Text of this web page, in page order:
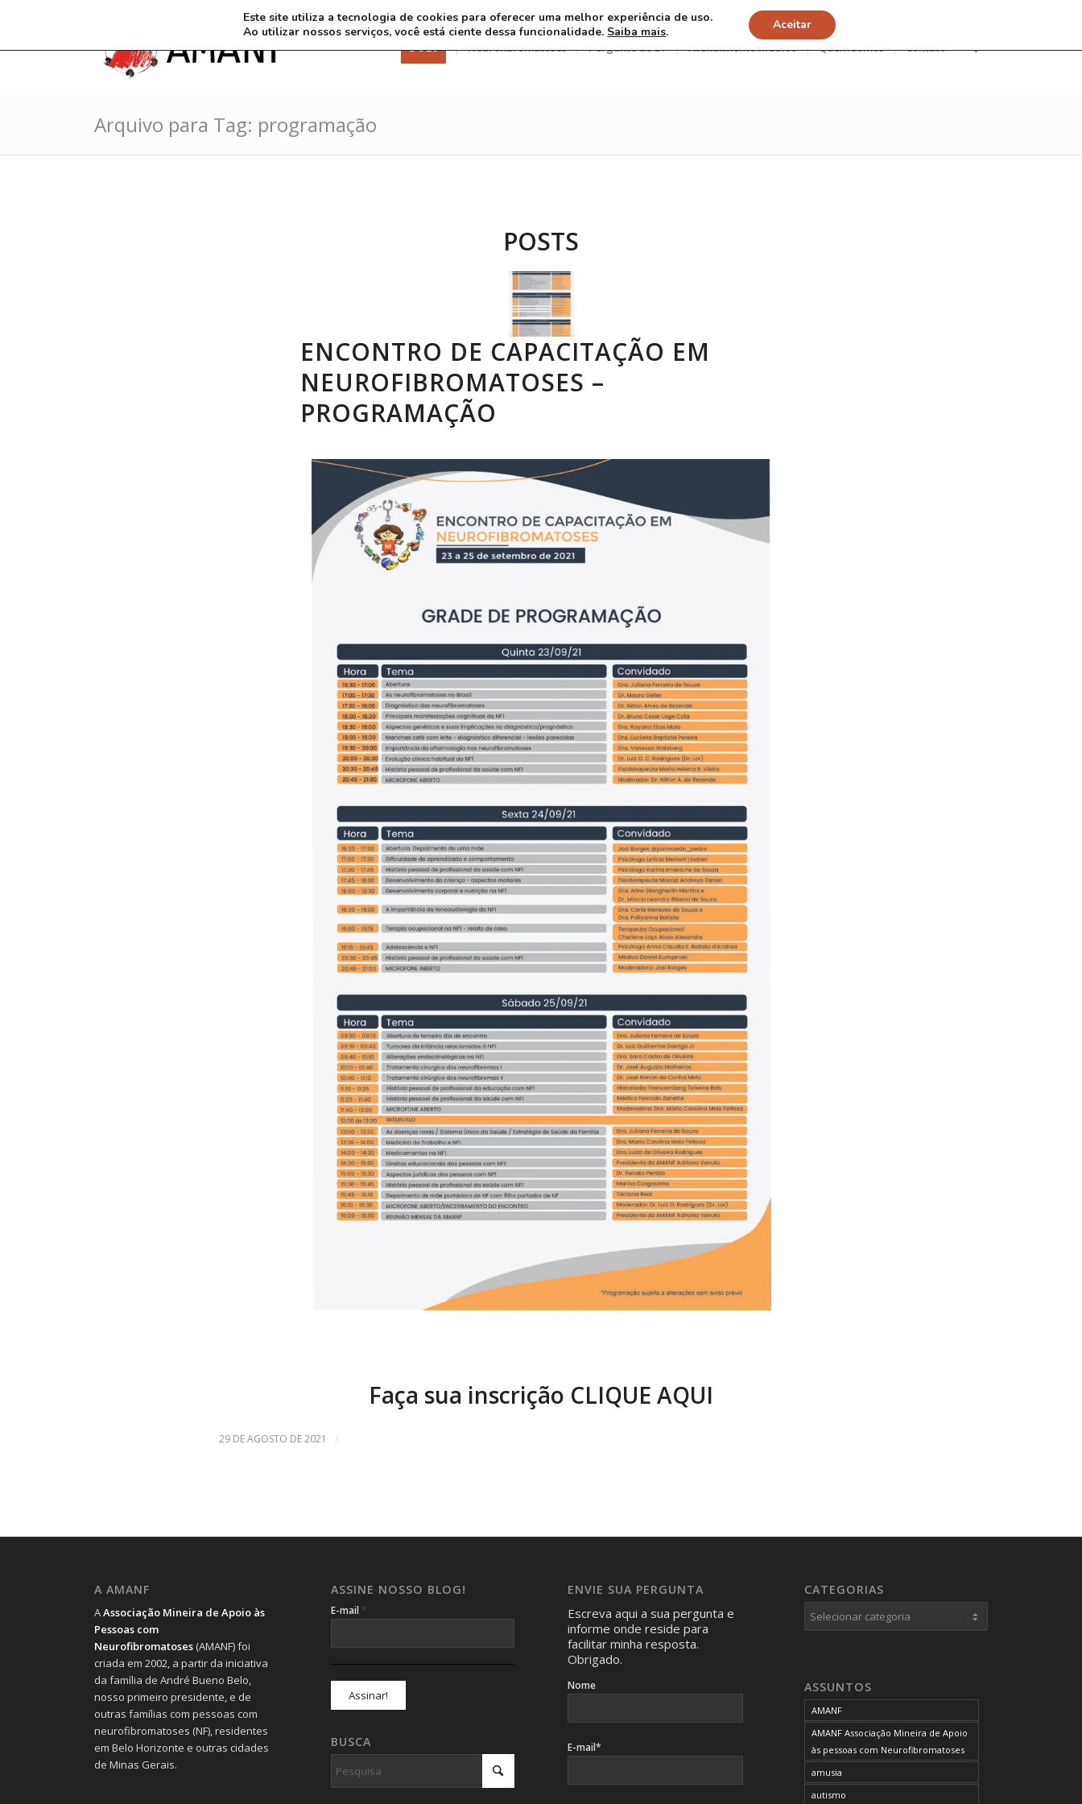
3 8 26 Neurofibromatoses Pergunte ao Dr Atendimento Médico Quem somos Contato
Arquivo para Tag: programação
POSTS
ENCONTRO DE CAPACITAÇÃO EM
NEUROFIBROMATOSES –
PROGRAMAÇÃO
Faça sua inscrição CLIQUE AQUI
29 DE AGOSTO DE 2021 /
A AMANF
AAssociação Mineira de Apoio às
Pessoas com
Neurofibromatoses (AMANF) foi
criada em 2002, a partir da iniciativa
da família de André Bueno Belo,
nosso primeiro presidente, e de
outras famílias com pessoas com
neurofibromatoses (NF), residentes
em Belo Horizonte e outras cidades
de Minas Gerais.
ASSINE NOSSO BLOG!
E-mail *
BUSCA
ENVIE SUA PERGUNTA
Escreva aqui a sua pergunta e
informe onde reside para
facilitar minha resposta.
Obrigado.
Nome
E-mail*
CATEGORIAS
Categorias
ASSUNTOS
AMANF
AMANF Associação Mineira de Apoio
às pessoas com Neurofibromatoses
amusia
autismo
Este site utiliza a tecnologia de cookies para oferecer uma melhor experiência de uso.
Ao utilizar nossos serviços, você está ciente dessa funcionalidade. Saiba mais. Aceitar